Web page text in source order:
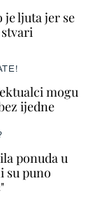
mogu
ijedne
ponuda u
su puno
je ljuta jer se